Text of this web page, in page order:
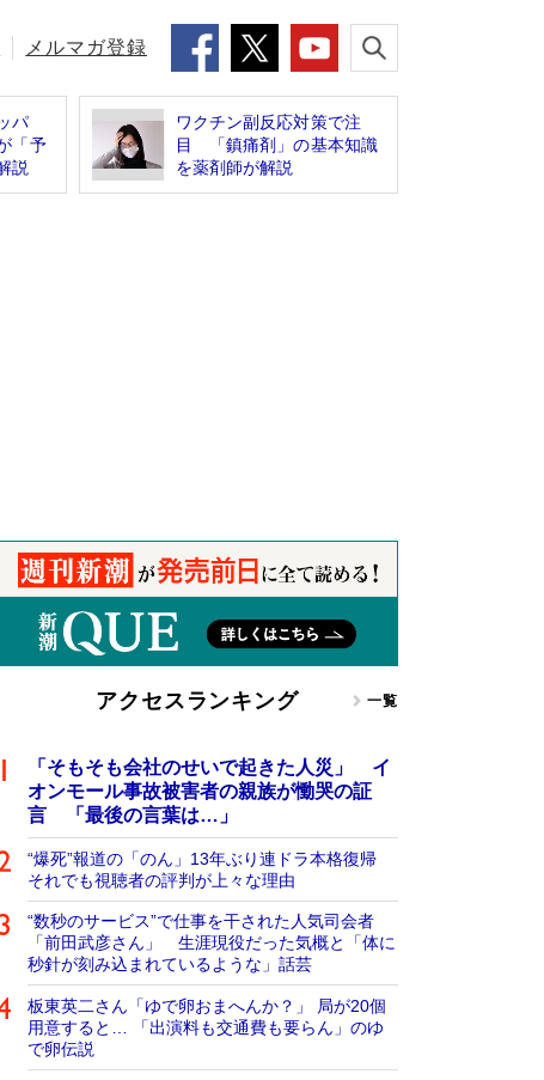
メルマガ登録
パ
「予
説
ワクチン副反応対策で注
目 「鎮痛剤」の基本知識
を薬剤師が解説
アクセスランキング 一覧
「そもそも会社のせいで起きた人災」 イ
オンモール事故被害者の親族が慟哭の証
言 「最後の言葉は…」
“爆死”報道の「のん」13年ぶり連ドラ本格復帰
それでも視聴者の評判が上々な理由
“数秒のサービス”で仕事を干された人気司会者
「前田武彦さん」 生涯現役だった気概と「体に
秒針が刻み込まれているような」話芸
板東英二さん「ゆで卵おまへんか？」 局が20個
用意すると… 「出演料も交通費も要らん」のゆ
で卵伝説